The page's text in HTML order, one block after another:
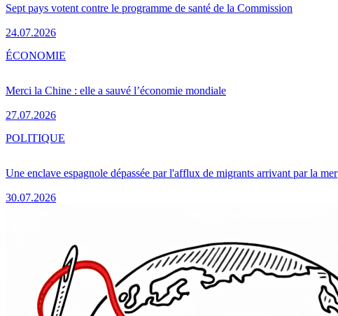
Sept pays votent contre le programme de santé de la Commission
24.07.2026
Merci la Chine : elle a sauvé l’économie mondiale
27.07.2026
ÉCONOMIE
Une enclave espagnole dépassée par l'afflux de migrants arrivant par la mer
30.07.2026
POLITIQUE